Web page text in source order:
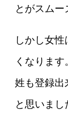
とがスムー
しかし女
くなりま
姓も登録出
と思いまし